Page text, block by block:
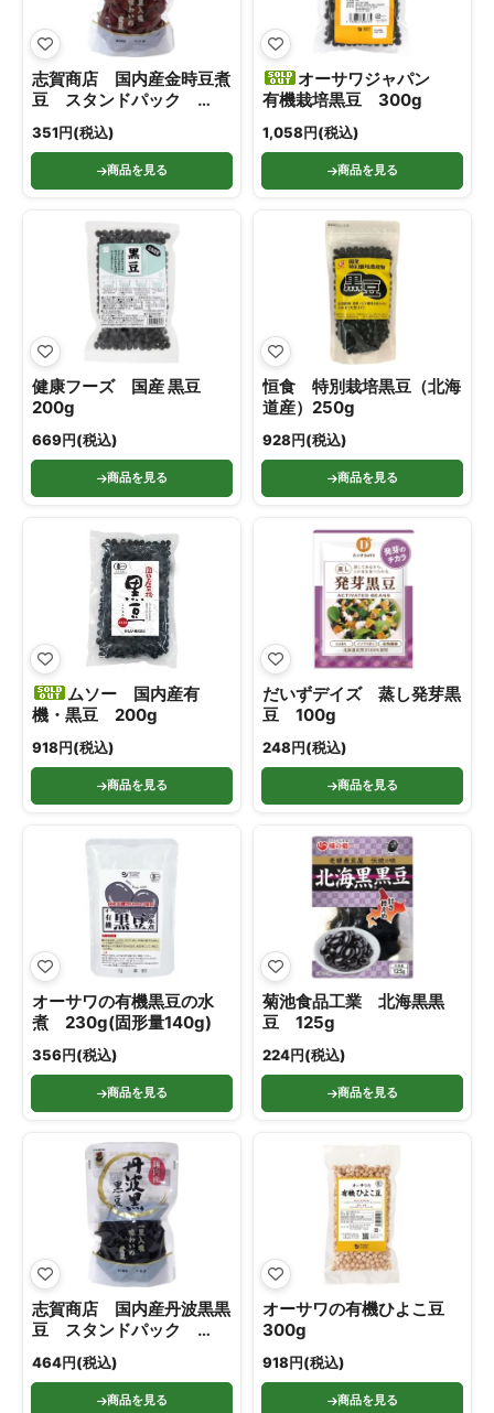
志賀商店 国内産金時豆煮
豆 スタンドパック
180g
351円(税込)
商品を見る
オーサワジャパン
有機栽培黒豆 300g
1,058円(税込)
商品を見る
健康フーズ 国産 黒豆
200g
669円(税込)
商品を見る
恒食 特別栽培黒豆（北海
道産）250g
928円(税込)
商品を見る
ムソー 国内産有
機・黒豆 200g
918円(税込)
商品を見る
だいずデイズ 蒸し発芽黒
豆 100g
248円(税込)
商品を見る
オーサワの有機黒豆の水
煮 230g(固形量140g)
356円(税込)
商品を見る
菊池食品工業 北海黒黒
豆 125g
224円(税込)
商品を見る
志賀商店 国内産丹波黒黒
豆 スタンドパック
150g
464円(税込)
商品を見る
オーサワの有機ひよこ豆
300g
918円(税込)
商品を見る